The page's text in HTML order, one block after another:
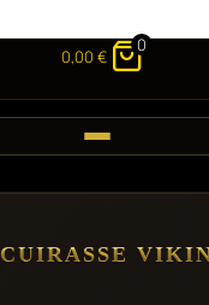
0,00 €
0
CUIRASSE